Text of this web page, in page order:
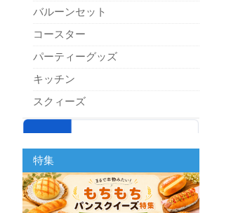
バルーンセット
コースター
パーティーグッズ
キッチン
スクィーズ
特集